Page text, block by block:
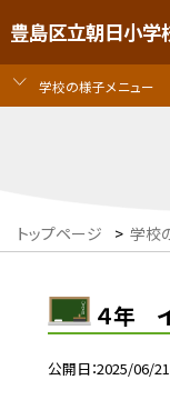
豊島区立朝日小学
学校の様子メニュー
トップページ > 学校
４年
公開日 2025/06/21